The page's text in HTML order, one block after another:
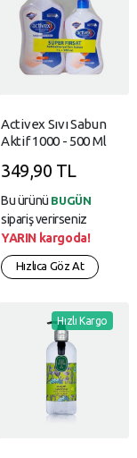
Activex Sıvı Sabun
Aktif 1000 - 500 Ml
349,90 TL
Bu ürünü BUGÜN
sipariş verirseniz
YARIN kargoda!
Hızlıca Göz At
Hızlı Kargo